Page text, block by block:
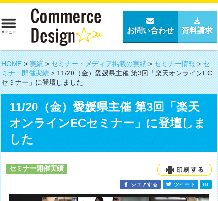
お問い合わせ 資料請求
HOME>実績>セミナー・メディア掲載の実績>セミナー情報>セ
ミナー開催実績>11/20（金）愛媛県主催 第3回「楽天オンラインEC
セミナー」に登壇しました
11/20（金）愛媛県主催 第3回「楽天
オンラインECセミナー」に登壇しま
した
セミナー開催実績
シェアする ツイート B!